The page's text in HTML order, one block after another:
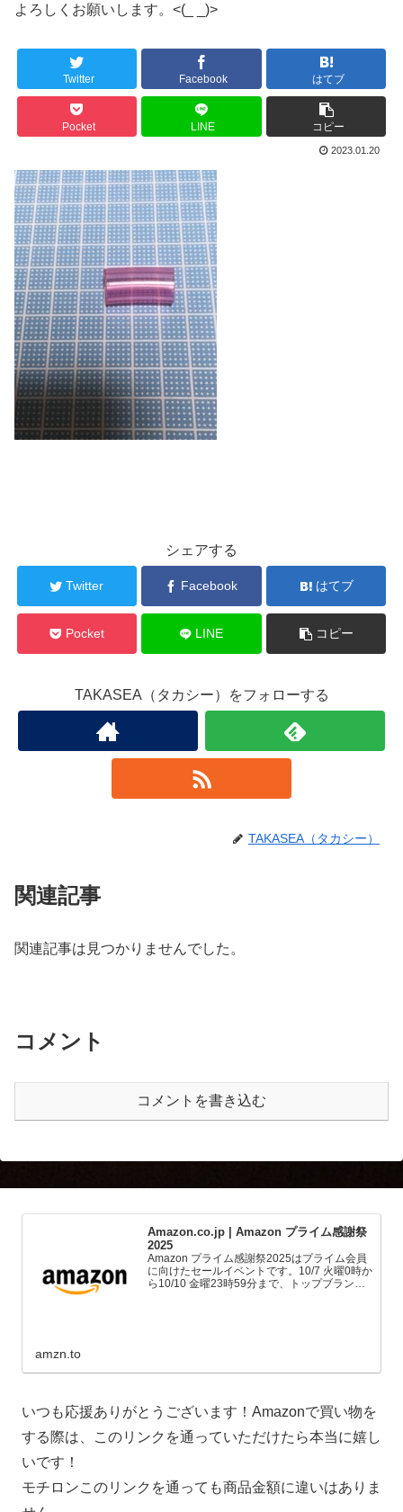
よろしくお願いします。<(_ _)>
Twitter Facebook はてブ
Pocket LINE コピー
2023.01.20
シェアする
Twitter Facebook はてブ
Pocket LINE コピー
TAKASEA（タカシー）をフォローする
TAKASEA（タカシー）
関連記事
関連記事は見つかりませんでした。
コメント
コメントを書き込む
Amazon.co.jp | Amazon プライム感謝祭
2025
Amazon プライム感謝祭2025はプライム会員
に向けたセールイベントです。10/7 火曜0時か
ら10/10 金曜23時59分まで、トップブランド
amzn.to
いつも応援ありがとうございます！Amazonで買い物を
する際は、このリンクを通っていただけたら本当に嬉し
いです！
モチロンこのリンクを通っても商品金額に違いはありま